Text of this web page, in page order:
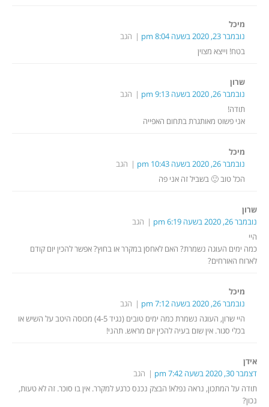
מיכל
נובמבר 23, 2020 בשעה 8:04 pm
הגב
בטח! וייצא מצוין
שרון
נובמבר 26, 2020 בשעה 9:13 pm
הגב
תודה!
אני פשוט מאותגרת בתחום האפייה
מיכל
נובמבר 26, 2020 בשעה 10:43 pm
הגב
הכל טוב 🙂 בשביל זה אני פה
שרון
נובמבר 26, 2020 בשעה 6:19 pm
הגב
היי
כמה ימים העוגה נשמרת? האם לאחסן במקרר או בחוץ? אפשר להכין יום קודם
לארוח האורחים?
מיכל
נובמבר 26, 2020 בשעה 7:12 pm
הגב
היי שרון, העוגה נשמרת כמה ימים טובים (נגיד 4-5) מכוסה היטב על השיש או
בכלי סגור. אין שום בעיה להכין יום מראש. תהני!
אידן
דצמבר 30, 2020 בשעה 7:42 pm
הגב
תודה על המתכון, נראה נפלא! הבצק נכנס כרגע למקרר. אין בו סוכר. זה לא טעות,
נכון?